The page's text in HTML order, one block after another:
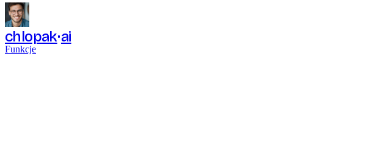
chlopak ai
Funkcje